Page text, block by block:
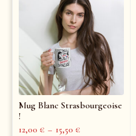
Mug Blanc Strasbourgeoise
!
12,00 € – 15,50 €